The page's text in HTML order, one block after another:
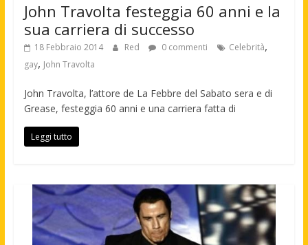
John Travolta festeggia 60 anni e la
sua carriera di successo
18 Febbraio 2014 Red 0 commenti Celebrità,
gay, John Travolta
John Travolta, l’attore de La Febbre del Sabato sera e di
Grease, festeggia 60 anni e una carriera fatta di
Leggi tutto